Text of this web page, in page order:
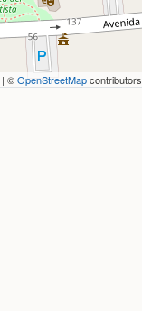
| ©OpenStreetMapcontributors